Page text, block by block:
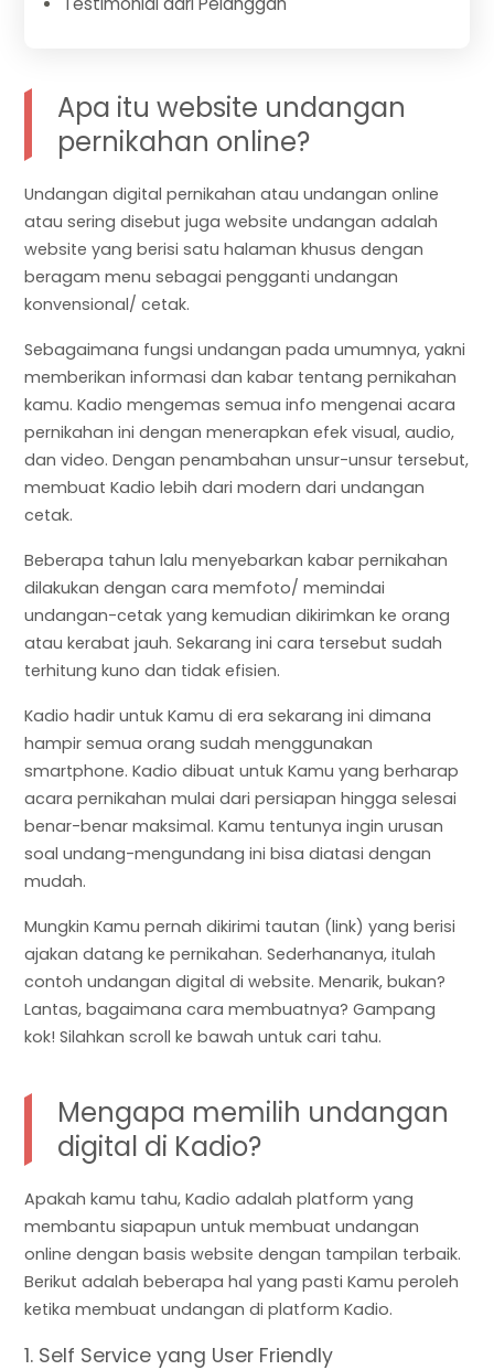
Apa itu website undangan
pernikahan online?
Undangan digital pernikahan atau undangan online
atau sering disebut juga website undangan adalah
website yang berisi satu halaman khusus dengan
beragam menu sebagai pengganti undangan
konvensional/ cetak.
Sebagaimana fungsi undangan pada umumnya, yakni
memberikan informasi dan kabar tentang pernikahan
kamu. Kadio mengemas semua info mengenai acara
pernikahan ini dengan menerapkan efek visual, audio,
dan video. Dengan penambahan unsur-unsur tersebut,
membuat Kadio lebih dari modern dari undangan
cetak.
Beberapa tahun lalu menyebarkan kabar pernikahan
dilakukan dengan cara memfoto/ memindai
undangan-cetak yang kemudian dikirimkan ke orang
atau kerabat jauh. Sekarang ini cara tersebut sudah
terhitung kuno dan tidak efisien.
Kadio hadir untuk Kamu di era sekarang ini dimana
hampir semua orang sudah menggunakan
smartphone. Kadio dibuat untuk Kamu yang berharap
acara pernikahan mulai dari persiapan hingga selesai
benar-benar maksimal. Kamu tentunya ingin urusan
soal undang-mengundang ini bisa diatasi dengan
mudah.
Mungkin Kamu pernah dikirimi tautan (link) yang berisi
ajakan datang ke pernikahan. Sederhananya, itulah
contoh undangan digital di website. Menarik, bukan?
Lantas, bagaimana cara membuatnya? Gampang
kok! Silahkan scroll ke bawah untuk cari tahu.
Mengapa memilih undangan
digital di Kadio?
Apakah kamu tahu, Kadio adalah platform yang
membantu siapapun untuk membuat undangan
online dengan basis website dengan tampilan terbaik.
Berikut adalah beberapa hal yang pasti Kamu peroleh
ketika membuat undangan di platform Kadio.
1. Self Service yang User Friendly